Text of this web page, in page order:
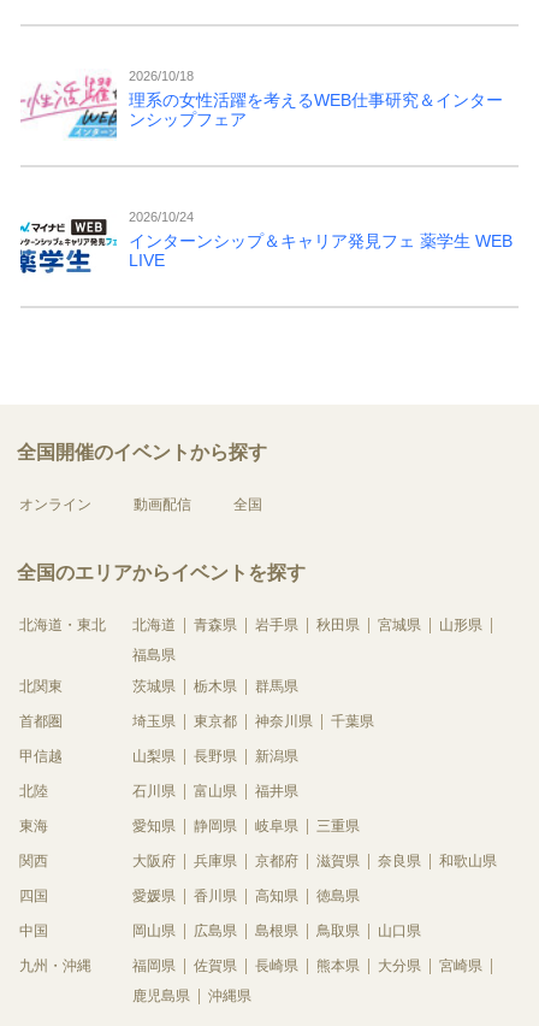
2026/10/18
理系の女性活躍を考えるWEB仕事研究＆インター
ンシップフェア
2026/10/24
インターンシップ＆キャリア発見フェ 薬学生 WEB
LIVE
全国開催のイベントから探す
オンライン 動画配信 全国
全国のエリアからイベントを探す
北海道・東北 北海道 青森県 岩手県 秋田県 宮城県
山形県
福島県
北関東
茨城県 栃木県 群馬県
首都圏 埼玉県 東京都 神奈川県 千葉県
甲信越 山梨県 長野県 新潟県
北陸 石川県 富山県 福井県
東海 愛知県 静岡県 岐阜県 三重県
関西 大阪府 兵庫県 京都府 滋賀県 奈良県 和歌山県
四国 愛媛県 香川県 高知県 徳島県
中国 岡山県 広島県 島根県 鳥取県 山口県
九州・沖縄 福岡県 佐賀県 長崎県 熊本県 大分県
宮崎県
鹿児島県
沖縄県